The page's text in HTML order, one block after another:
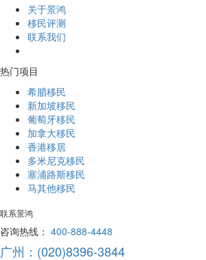
关于景鸿
移民评测
联系我们
热门项目
希腊移民
新加坡移民
葡萄牙移民
加拿大移民
香港移居
多米尼克移民
塞浦路斯移民
马其他移民
联系景鸿
咨询热线： 400-888-4448
广州：(020)8396-3844